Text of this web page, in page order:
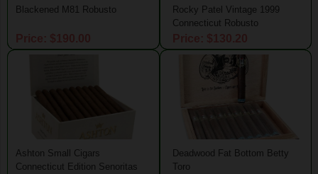
Blackened M81 Robusto
Rocky Patel Vintage 1999
Connecticut Robusto
Ashton Small Cigars
Connecticut Edition Senoritas
Deadwood Fat Bottom Betty
Toro